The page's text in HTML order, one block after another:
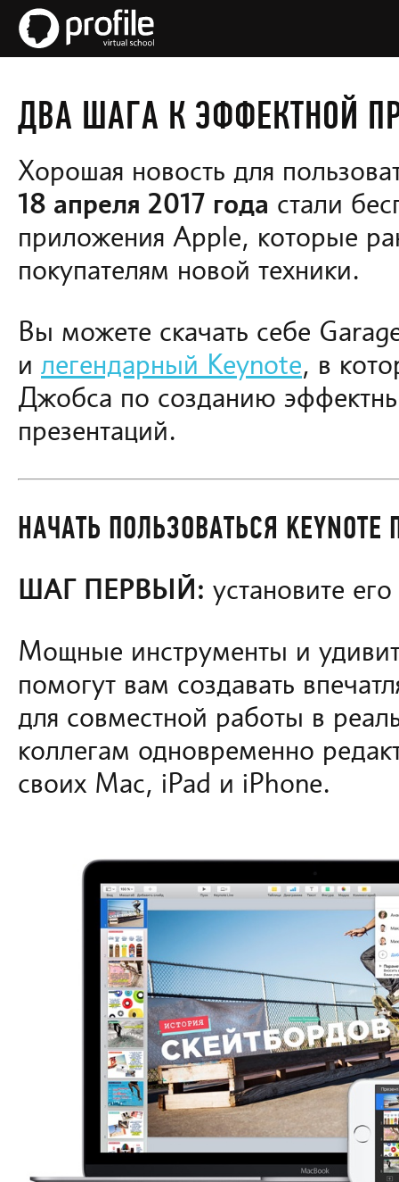
ДВА ШАГА К ЭФФЕКТНОЙ
Хорошая новость для
18 апреля 2017 года стали
приложения Apple, которые
покупателям новой техники.
Вы можете скачать себе
и легендарный Keynote, в
Джобса по созданию
презентаций.
НАЧАТЬ ПОЛЬЗОВАТЬСЯ KEYNOTE
ШАГ ПЕРВЫЙ: установите
Мощные инструменты и
помогут вам создавать
для совместной работы в
коллегам одновременно
своих Mac, iPad и iPhone.